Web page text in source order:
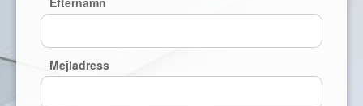
Mejladress